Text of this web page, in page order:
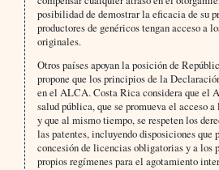
posibilidad de demostrar la eficacia de su
productores de genéricos tengan acceso a
originales.
Otros países apoyan la posición de
propone que los principios de la
en el ALCA. Costa Rica considera que el
salud pública, que se promueva el acceso
y que al mismo tiempo, se respeten los
las patentes, incluyendo disposiciones
concesión de licencias obligatorias y a los
propios regímenes para el agotamiento